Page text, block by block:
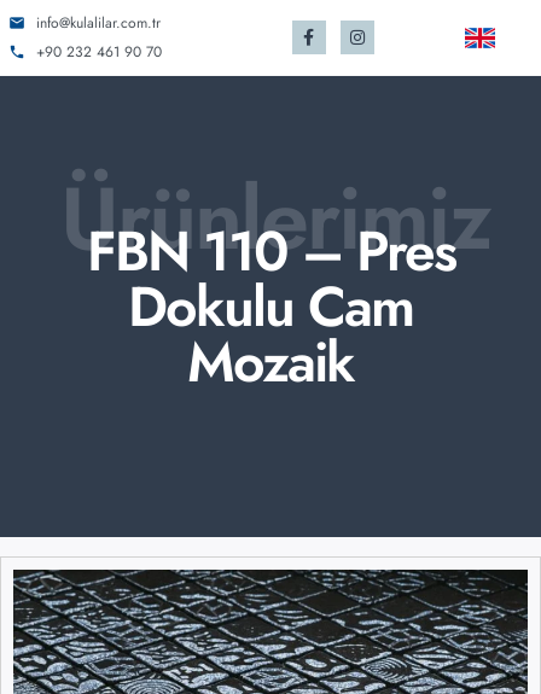
info@kulalilar.com.tr
+90 232 461 90 70
Ürünlerimiz
FBN 110 – Pres
Dokulu Cam
Mozaik